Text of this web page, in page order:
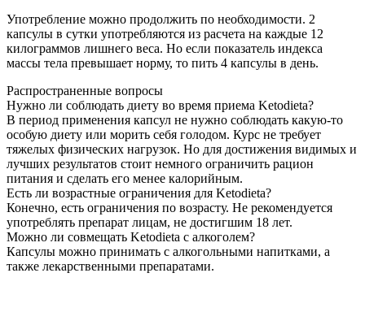
Употребление можно продолжить по необходимости. 2
капсулы в сутки употребляются из расчета на каждые 12
килограммов лишнего веса. Но если показатель индекса
массы тела превышает норму, то пить 4 капсулы в день.
Распространенные вопросы
Нужно ли соблюдать диету во время приема Ketodieta?
В период применения капсул не нужно соблюдать какую-то
особую диету или морить себя голодом. Курс не требует
тяжелых физических нагрузок. Но для достижения видимых и
лучших результатов стоит немного ограничить рацион
питания и сделать его менее калорийным.
Есть ли возрастные ограничения для Ketodieta?
Конечно, есть ограничения по возрасту. Не рекомендуется
употреблять препарат лицам, не достигшим 18 лет.
Можно ли совмещать Ketodieta с алкоголем?
Капсулы можно принимать с алкогольными напитками, а
также лекарственными препаратами.